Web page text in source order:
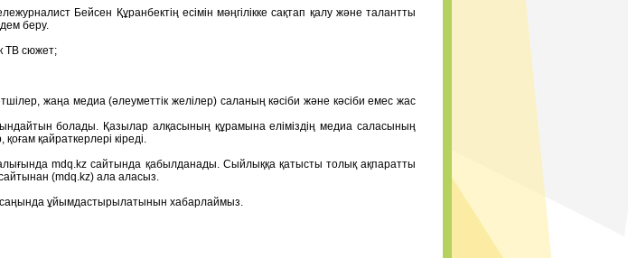
Бейсен Құранбектің есімін мәңгілікке сақтап қалу және талантты
беру.
ТВ сюжет;
жаңа медиа (әлеуметтік желілер) саланың кәсіби және кәсіби емес жас
болады. Қазылар алқасының құрамына еліміздің медиа саласының
қайраткерлері кіреді.
mdq.kz сайтында қабылданады. Сыйлыққа қатысты толық ақпаратты
(mdq.kz) ала аласыз.
ұйымдастырылатынын хабарлаймыз.